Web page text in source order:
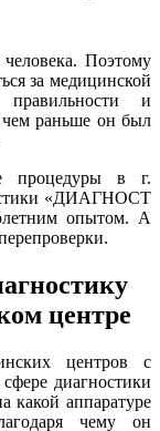
Поэтому
за медицинской
и
чем раньше он был
процедуры в г.
«ДИАГНОСТ
опытом. А
центре
центров с
диагностики
какой аппаратуре
чему он